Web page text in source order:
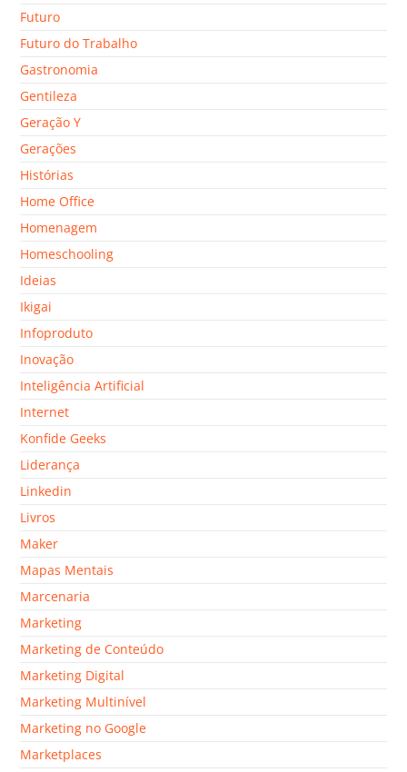
Futuro
Futuro do Trabalho
Gastronomia
Gentileza
Geração Y
Gerações
Histórias
Home Office
Homenagem
Homeschooling
Ideias
Ikigai
Infoproduto
Inovação
Inteligência Artificial
Internet
Konfide Geeks
Liderança
Linkedin
Livros
Maker
Mapas Mentais
Marcenaria
Marketing
Marketing de Conteúdo
Marketing Digital
Marketing Multinível
Marketing no Google
Marketplaces